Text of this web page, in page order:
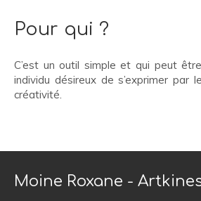
Pour qui ?
C’est un outil simple et qui peut
individu désireux de s’exprimer par
créativité.
Moine Roxane -